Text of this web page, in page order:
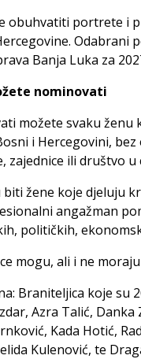
obuhvatiti portrete i
Odabrani
Banja Luka za
nominovati
možete svaku
i Hercegovini,
zajednice ili društvo u
žene koje djeluju
angažman
političkih,
mogu, ali i ne
Braniteljica koje su
Azra Talić, Danka
Kada Hotić,
Kulenović, te